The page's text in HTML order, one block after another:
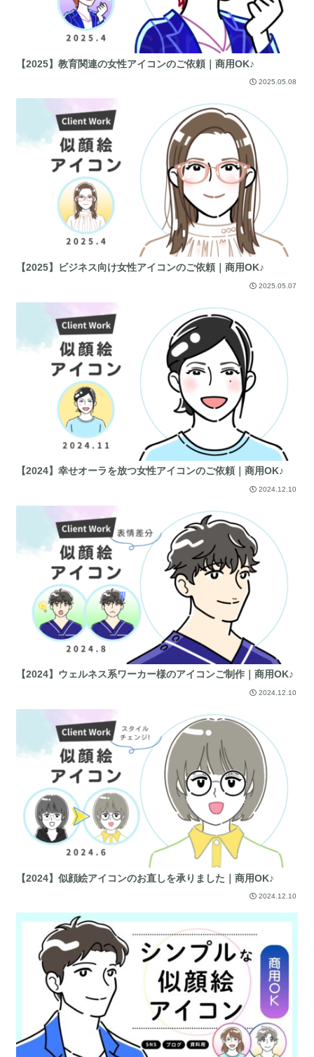
【2025】教育関連の女性アイコンのご依頼｜商用OK♪
2025.05.08
【2025】ビジネス向け女性アイコンのご依頼｜商用OK♪
2025.05.07
【2024】幸せオーラを放つ女性アイコンのご依頼｜商用OK♪
2024.12.10
【2024】ウェルネス系ワーカー様のアイコンご制作｜商用OK♪
2024.12.10
【2024】似顔絵アイコンのお直しを承りました｜商用OK♪
2024.12.10